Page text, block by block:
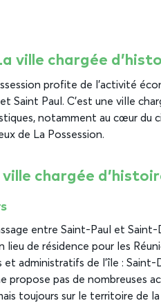
ville chargée
profite de l’activité
Saint Paul. C’est une ville
notamment au cœur du
de La Possession.
chargée
entre Saint-Paul et Saint-
de résidence pour les
administratifs de l’île : Saint-
propose pas de nombreuses
toujours sur le territoire de